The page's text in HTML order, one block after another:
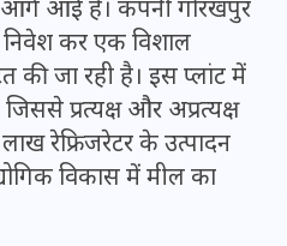
आगे आई है। कंपनी गोरखपुर
निवेश कर एक विशाल
की जा रही है। इस प्लांट में
प्रत्यक्ष और अप्रत्यक्ष
रेफ्रिजरेटर के उत्पादन
विकास में मील का